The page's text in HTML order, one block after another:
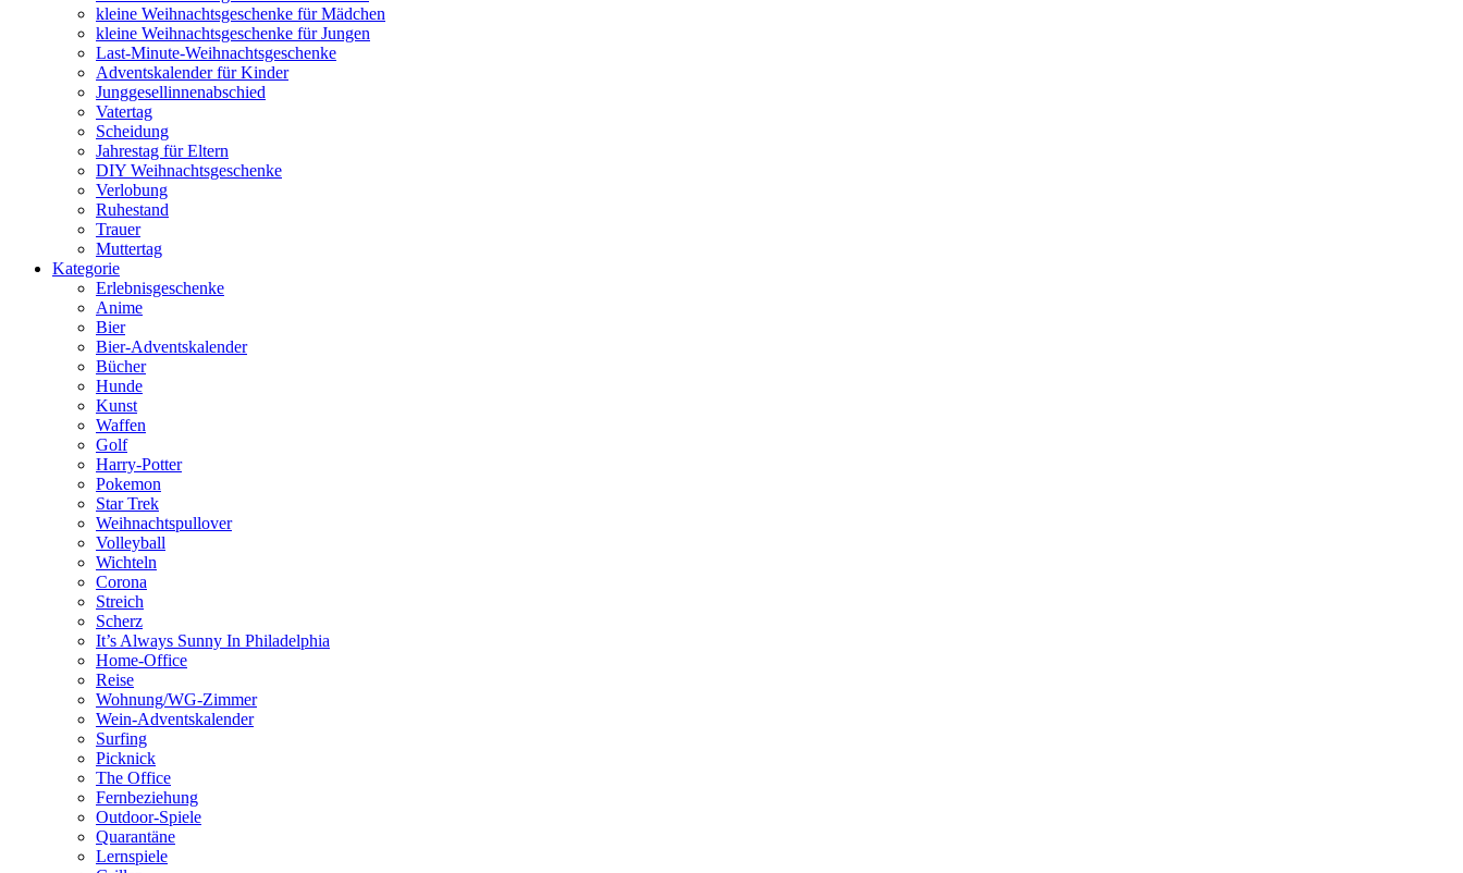
kleine Weihnachtsgeschenke für Mädchen
kleine Weihnachtsgeschenke für Jungen
Last-Minute-Weihnachtsgeschenke
Adventskalender für Kinder
Junggesellinnenabschied
Vatertag
Scheidung
Jahrestag für Eltern
DIY Weihnachtsgeschenke
Verlobung
Ruhestand
Trauer
Muttertag
Kategorie
Erlebnisgeschenke
Anime
Bier
Bier-Adventskalender
Bücher
Hunde
Kunst
Waffen
Golf
Harry-Potter
Pokemon
Star Trek
Weihnachtspullover
Volleyball
Wichteln
Corona
Streich
Scherz
It’s Always Sunny In Philadelphia
Home-Office
Reise
Wohnung/WG-Zimmer
Wein-Adventskalender
Surfing
Picknick
The Office
Fernbeziehung
Outdoor-Spiele
Quarantäne
Lernspiele